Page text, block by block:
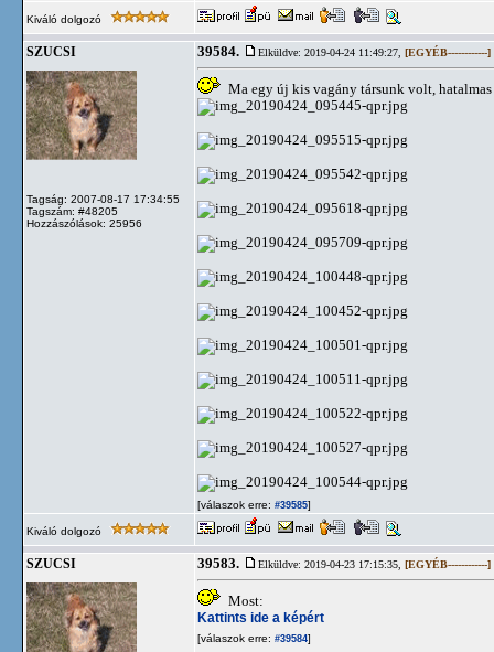
Kiváló dolgozó
SZUCSI
Tagság: 2007-08-17 17:34:55
Tagszám: #48205
Hozzászólások: 25956
39584. Elküldve: 2019-04-24 11:49:27, [EGYÉB------------]
Ma egy új kis vagány társunk volt,
[válaszok erre: #39585]
Kiváló dolgozó
SZUCSI 39583. Elküldve: 2019-04-23 17:15:35, [EGYÉB------------]
Most:
Kattints ide a képért
[válaszok erre: #39584]